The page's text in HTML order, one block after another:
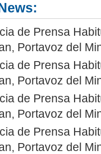
de Prensa
Portavoz del
de Prensa
Portavoz del
de Prensa
Portavoz del
de Prensa
Portavoz del